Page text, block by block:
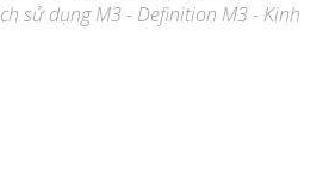
sử dụng M3 - Definition M3 - Kinh